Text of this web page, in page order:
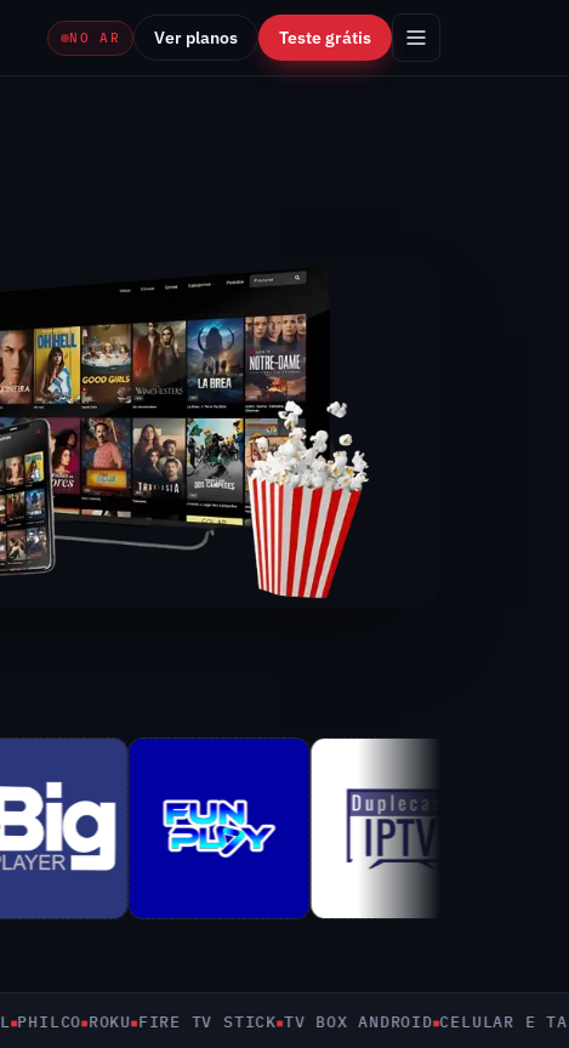
NO AR Ver planos Teste grátis
ROKU FIRE TV STICK TV BOX ANDROID CELULAR E